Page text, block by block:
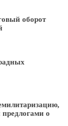
оборот
о